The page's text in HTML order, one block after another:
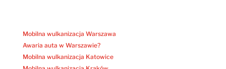
Mobilna wulkanizacja Warszawa
Awaria auta w Warszawie?
Mobilna wulkanizacja Katowice